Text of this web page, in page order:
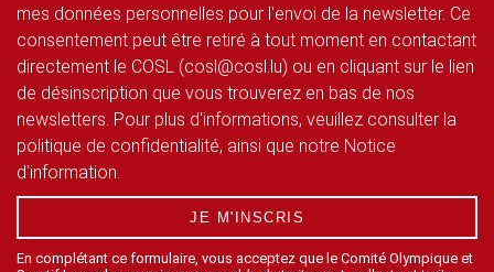
mes données personnelles pour l'envoi de la newsletter. Ce
consentement peut être retiré à tout moment en contactant
directement le COSL (cosl@cosl.lu) ou en cliquant sur le lien
de désinscription que vous trouverez en bas de nos
newsletters. Pour plus d'informations, veuillez consulter la
politique de confidentialité, ainsi que notre Notice
d'information.
JE M'INSCRIS
En complétant ce formulaire, vous acceptez que le Comité Olympique et